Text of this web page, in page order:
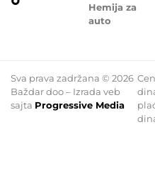
Hemija za
auto
Sva prava zadržana © 2026
Baždar doo – Izrada veb
sajta Progressive Media